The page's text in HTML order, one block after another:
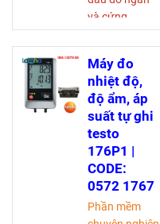
và cứng
Bền bỉ, chắc
cậy, ngay cả
sau khi thay
pin
Việc thay pin
chỉ mất vài
giây, tiết kiệm
thời gian và
tăng hiệu quả
Lập trình và
Máy đo
nhiệt độ,
độ ẩm, áp
suất tự ghi
testo
176P1 |
CODE:
0572 1767
Phần mềm